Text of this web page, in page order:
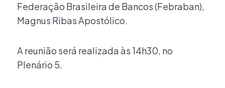
Federação Brasileira de Bancos (Febraban),
Magnus Ribas Apostólico.
A reunião será realizada às 14h30, no
Plenário 5.